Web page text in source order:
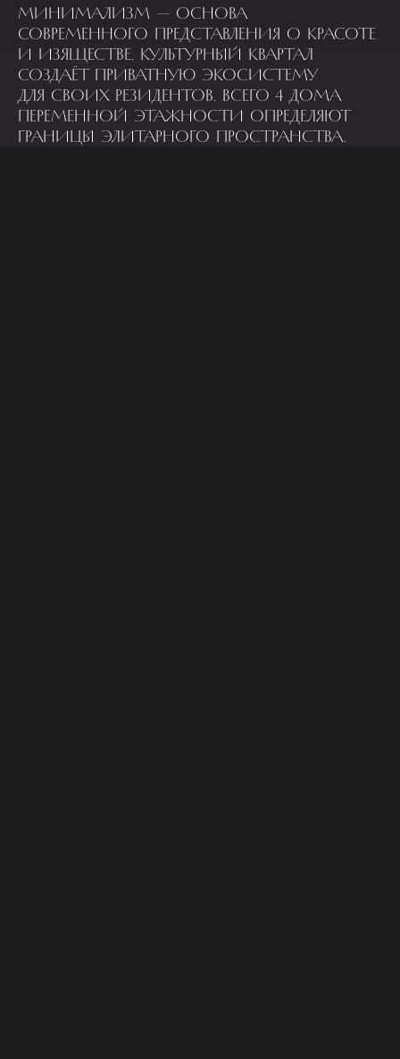
МИНИМАЛИЗМ — ОСНОВА
СОВРЕМЕННОГО ПРЕДСТАВЛЕНИЯ О КРАСОТЕ
И ИЗЯЩЕСТВЕ. КУЛЬТУРНЫЙ КВАРТАЛ
СОЗДАЁТ ПРИВАТНУЮ ЭКОСИСТЕМУ
ДЛЯ СВОИХ РЕЗИДЕНТОВ. ВСЕГО 4 ДОМА
ПЕРЕМЕННОЙ ЭТАЖНОСТИ ОПРЕДЕЛЯЮТ
ГРАНИЦЫ ЭЛИТАРНОГО ПРОСТРАНСТВА.